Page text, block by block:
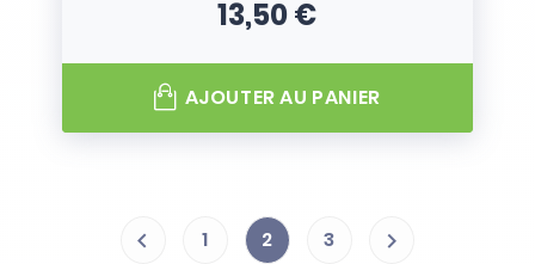
Prix
13,50 €
AJOUTER AU PANIER
 1 2 3 